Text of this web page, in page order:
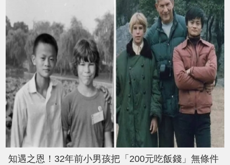
知遇之恩！32年前小男孩把「200元吃飯錢」無條件